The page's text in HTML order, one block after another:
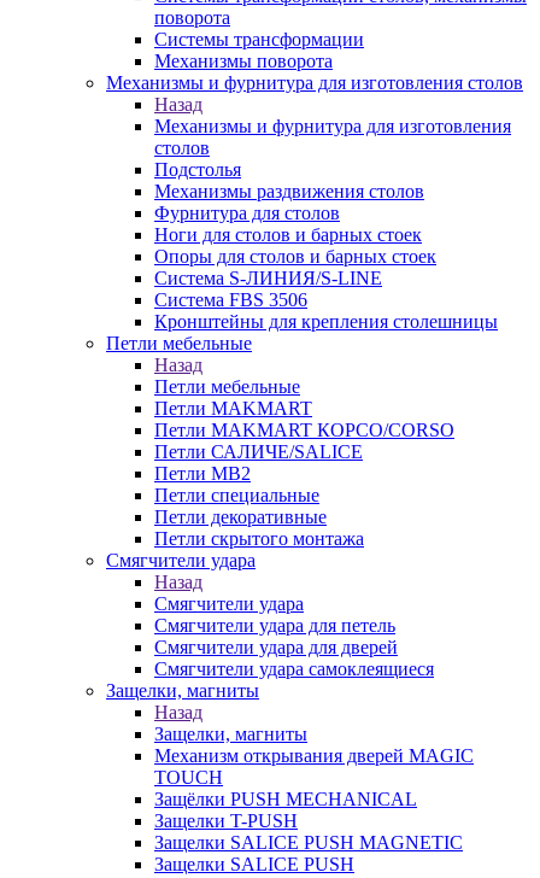
поворота
Системы трансформации
Механизмы поворота
Механизмы и фурнитура для изготовления столов
Назад
Механизмы и фурнитура для изготовления
столов
Подстолья
Механизмы раздвижения столов
Фурнитура для столов
Ноги для столов и барных стоек
Опоры для столов и барных стоек
Система S-ЛИНИЯ/S-LINE
Система FBS 3506
Кронштейны для крепления столешницы
Петли мебельные
Назад
Петли мебельные
Петли MAKMART
Петли MAKMART КОРСО/CORSO
Петли САЛИЧЕ/SALICE
Петли MB2
Петли специальные
Петли декоративные
Петли скрытого монтажа
Смягчители удара
Назад
Смягчители удара
Смягчители удара для петель
Смягчители удара для дверей
Cмягчители удара самоклеящиеся
Защелки, магниты
Назад
Защелки, магниты
Механизм открывания дверей MAGIC
TOUCH
Защёлки PUSH MECHANICAL
Защелки T-PUSH
Защелки SALICE PUSH MAGNETIC
Защелки SALICE PUSH